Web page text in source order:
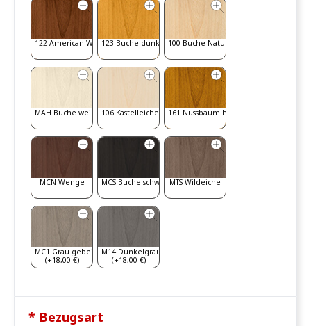
122 American Walnut123 Buche dunkel 100 Buche Natur
MAH Buche weiß gebeizt106 Kastelleiche 161 Nussbaum hell
MCN Wenge MCS Buche schwarzMTS Wildeiche
MC1 Grau gebeizt
(+18,00 €)
M14 Dunkelgrau
(+18,00 €)
* Bezugsart